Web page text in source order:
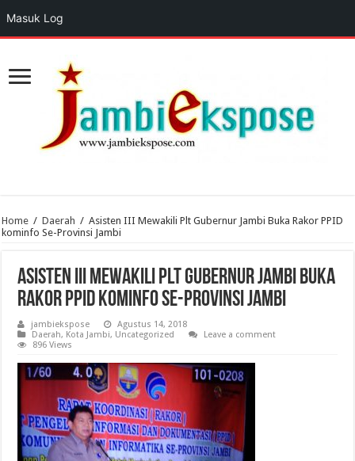
Home / Daerah / Asisten III Mewakili Plt Gubernur Jambi Buka Rakor PPID
kominfo Se-Provinsi Jambi
Asisten III Mewakili Plt Gubernur Jambi Buka
Rakor PPID kominfo Se-Provinsi Jambi
jambiekspose
Agustus 14, 2018
Daerah, Kota Jambi, Uncategorized
Leave a comment
896 Views
Masuk Log